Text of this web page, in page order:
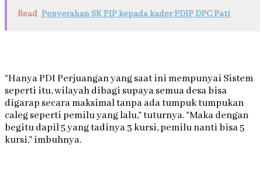
Read Penyerahan SK PIP kepada kader PDIP DPC Pati
“Hanya PDI Perjuangan yang saat ini mempunyai Sistem
seperti itu, wilayah dibagi supaya semua desa bisa
digarap secara maksimal tanpa ada tumpuk tumpukan
caleg seperti pemilu yang lalu,” tuturnya. “Maka dengan
begitu dapil 5 yang tadinya 3 kursi, pemilu nanti bisa 5
kursi,” imbuhnya.